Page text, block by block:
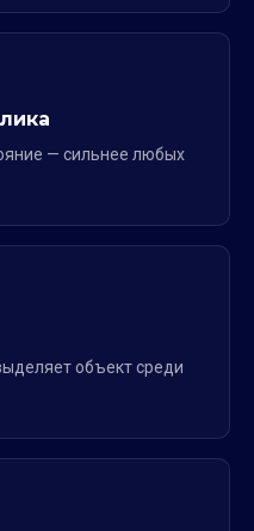
— сильнее любых
объект среди